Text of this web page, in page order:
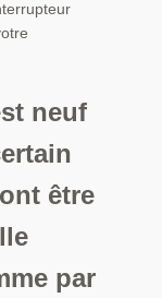
neuf
être
par